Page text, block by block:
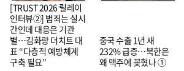
[TRUST 2026 릴레이
인터뷰②] 범죄는 실시
간인데 대응은 기관
별…김화랑 더치트 대
표 “다층적 예방체계
구축 필요”
중국 수출 1년 새
232% 급증…북한은
왜 맥주에 꽂혔나 ①